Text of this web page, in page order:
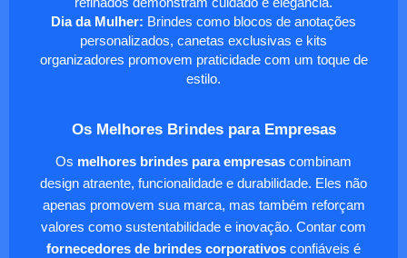
refinados demonstram cuidado e elegância.
Dia da Mulher: Brindes como blocos de anotações
personalizados, canetas exclusivas e kits
organizadores promovem praticidade com um toque de
estilo.
Os Melhores Brindes para Empresas
Os melhores brindes para empresas combinam
design atraente, funcionalidade e durabilidade. Eles não
apenas promovem sua marca, mas também reforçam
valores como sustentabilidade e inovação. Contar com
fornecedores de brindes corporativos confiáveis é